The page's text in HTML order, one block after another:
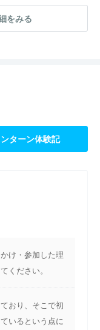
をみる
ターン体験記
け・参加した理
ください。
おり、そこで初
いるという点に